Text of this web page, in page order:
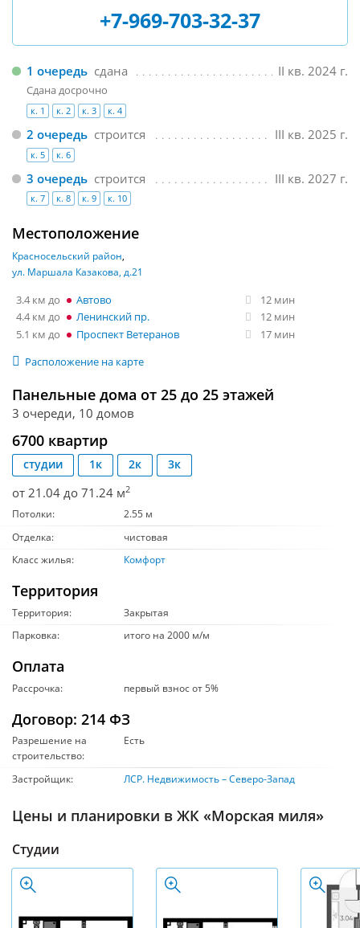
+7-969-703-32-37
II кв. 2024 г.
1 очередь сдана
Сдана досрочно
к. 1 к. 2 к. 3 к. 4
III кв. 2025 г.
2 очередь строится
к. 5 к. 6
III кв. 2027 г.
3 очередь строится
к. 7 к. 8 к. 9 к. 10
Местоположение
Красносельский район
ул. Маршала Казакова, д.21
3.4 км Автово
12 мин
4.4 км
Ленинский пр.
12 мин
5.1 км
Проспект Ветеранов
17 мин
Расположение на карте
Панельные дома от 25 до 25 этажей
3 очереди, 10 домов
6700 квартир
студии 1к 2к 3к
от 21.04 до 71.24 м2
Потолки:
2.55 м
Отделка:
чистовая
Класс жилья:
Комфорт
Территория
Территория:
Закрытая
Парковка:
итого на 2000 м/м
Оплата
Рассрочка: первый взнос от 5%
Договор: 214 ФЗ
Разрешение на
строительство:
Есть
Застройщик: ЛСР. Недвижимость – Северо-Запад
Цены и планировки в ЖК «Морская миля»
Студии